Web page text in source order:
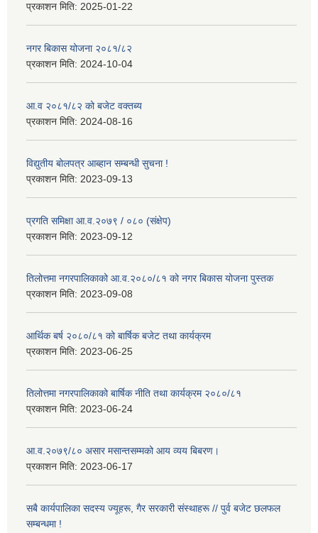
प्रकाशन मिति: 2025-01-22
नगर बिकास योजना २०८१/८२
प्रकाशन मिति: 2024-10-04
आ.व २०८१/८२ को बजेट वक्तब्य
प्रकाशन मिति: 2024-08-16
विद्युतीय बोलपत्र आब्हान सम्बन्धी सुचना !
प्रकाशन मिति: 2023-09-13
प्रगति समिक्षा आ.व.२०७९ / ०८० (संक्षेप)
प्रकाशन मिति: 2023-09-12
तिलोत्तमा नगरपालिकाको आ.व.२०८०/८१ को नगर बिकास योजना पुस्तक
प्रकाशन मिति: 2023-09-08
आर्थिक बर्ष २०८०/८१ को बार्षिक बजेट तथा कार्यक्रम
प्रकाशन मिति: 2023-06-25
तिलोत्तमा नगरपालिकाको बार्षिक नीति तथा कार्यक्रम २०८०/८१
प्रकाशन मिति: 2023-06-24
आ.व.२०७९/८० असार मसान्तसम्मको आय व्यय बिबरण।
प्रकाशन मिति: 2023-06-17
सबै कार्यपालिका सदस्य ज्यूहरू, गैर सरकारी संस्थाहरू // पुर्व बजेट छलफल
सम्बन्धमा !